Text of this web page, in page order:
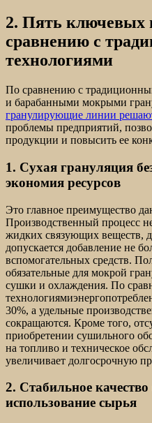
2. Пять ключевых
сравнению с
технологиями
По сравнению с
и барабанными мокрыми
гранулирующие линии
проблемы предприятий,
продукции и повысить ее
1. Сухая грануляция
экономия ресурсов
Это главное преимущество
Производственный процесс
жидких связующих веществ,
допускается добавление не
вспомогательных средств.
обязательные для мокрой
сушки и охлаждения. По
30%, а удельные
сокращаются. Кроме того,
приобретении сушильного
на топливо и техническое
увеличивает долгосрочную
2. Стабильное
использование сырья